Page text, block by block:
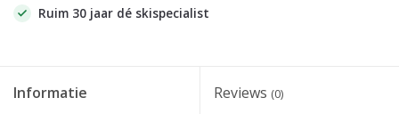
Ruim 30 jaar dé skispecialist
Informatie Reviews (0)